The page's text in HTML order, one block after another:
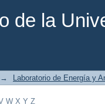
de la
→ Laboratorio de Energía y
W X Y Z